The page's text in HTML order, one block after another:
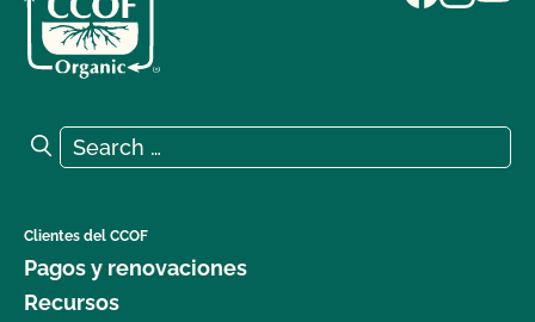
Search for:
Search
Clientes del CCOF
Pagos y renovaciones
Recursos